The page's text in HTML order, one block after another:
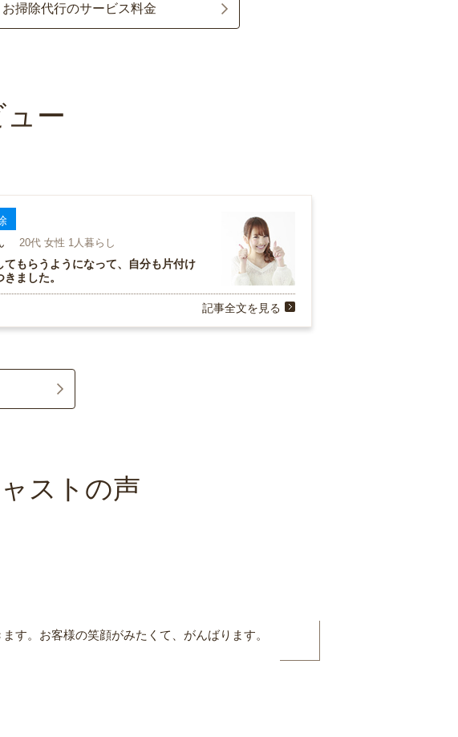
お掃除代行のサービス料金
ー
20代 女性 1人暮らし
てもらうようになって、自分も片付け
ました。
記事全文を見る
ストの声
す。お客様の笑顔がみたくて、がんばります。